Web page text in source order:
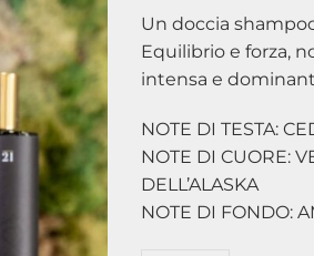
Un doccia
Equilibrio e forza,
intensa e
NOTE DI TESTA:
NOTE DI CUORE:
DELL’ALASKA
NOTE DI FONDO: